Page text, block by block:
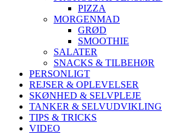
PIZZA
MORGENMAD
GRØD
SMOOTHIE
SALATER
SNACKS & TILBEHØR
PERSONLIGT
REJSER & OPLEVELSER
SKØNHED & SELVPLEJE
TANKER & SELVUDVIKLING
TIPS & TRICKS
VIDEO